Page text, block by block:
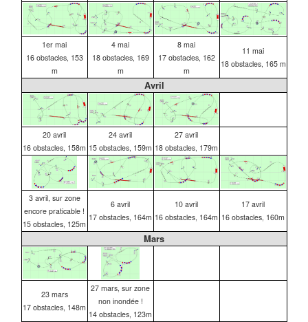
1er mai
16 obstacles, 153
m
4 mai
18 obstacles, 169
m
8 mai
17 obstacles, 162
m
11 mai
18 obstacles, 165 m
Avril
20 avril
16 obstacles, 158m
24 avril
15 obstacles, 159m
27 avril
18 obstacles, 179m
3 avril, sur zone
encore praticable !
15 obstacles, 125m
6 avril
17 obstacles, 164m
10 avril
16 obstacles, 164m
17 avril
16 obstacles, 160m
Mars
23 mars
17 obstacles, 148m
27 mars, sur zone
non inondée !
14 obstacles, 123m